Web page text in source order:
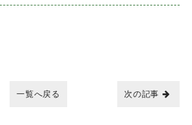
次の記事
一覧へ戻る